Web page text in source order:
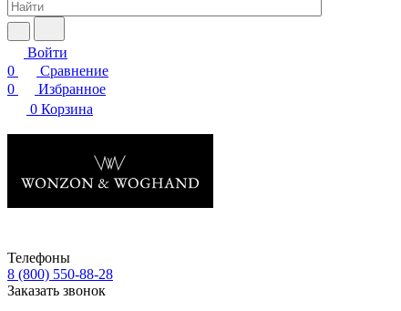
Войти
0
Сравнение
0
Избранное
0 Корзина
Телефоны
8 (800) 550-88-28
Заказать звонок